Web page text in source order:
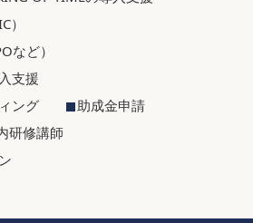
）
など）
支援
ング
助成金申請
研修講師